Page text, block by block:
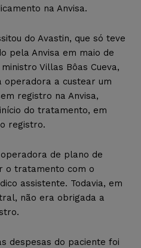
na Anvisa.
do Avastin, que só teve
pela Anvisa em maio de
Villas Bôas Cueva,
operadora a custear um
registro na Anvisa,
do tratamento, em
registro.
de plano de
o tratamento com o
assistente. Todavia, em
não era obrigada a
despesas do paciente foi